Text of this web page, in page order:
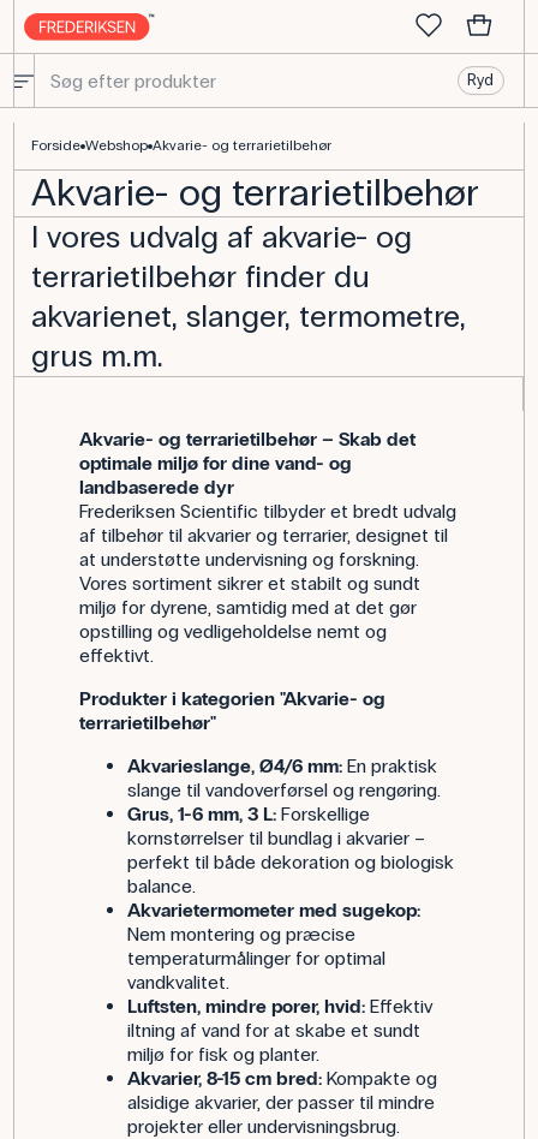
Ryd
Forside Webshop Akvarie- og terrarietilbehør
Akvarie- og terrarietilbehør
I vores udvalg af akvarie- og
terrarietilbehør finder du
akvarienet, slanger, termometre,
grus m.m.
Akvarie- og terrarietilbehør – Skab det
optimale miljø for dine vand- og
landbaserede dyr
Frederiksen Scientific tilbyder et bredt udvalg
af tilbehør til akvarier og terrarier, designet til
at understøtte undervisning og forskning.
Vores sortiment sikrer et stabilt og sundt
miljø for dyrene, samtidig med at det gør
opstilling og vedligeholdelse nemt og
effektivt.
Produkter i kategorien "Akvarie- og
terrarietilbehør"
Akvarieslange, Ø4/6 mm:En praktisk
slange til vandoverførsel og rengøring.
Grus, 1-6 mm, 3 L:Forskellige
kornstørrelser til bundlag i akvarier –
perfekt til både dekoration og biologisk
balance.
Akvarietermometer med sugekop:
Nem montering og præcise
temperaturmålinger for optimal
vandkvalitet.
Luftsten, mindre porer, hvid:Effektiv
iltning af vand for at skabe et sundt
miljø for fisk og planter.
Akvarier, 8-15 cm bred:Kompakte og
alsidige akvarier, der passer til mindre
projekter eller undervisningsbrug.